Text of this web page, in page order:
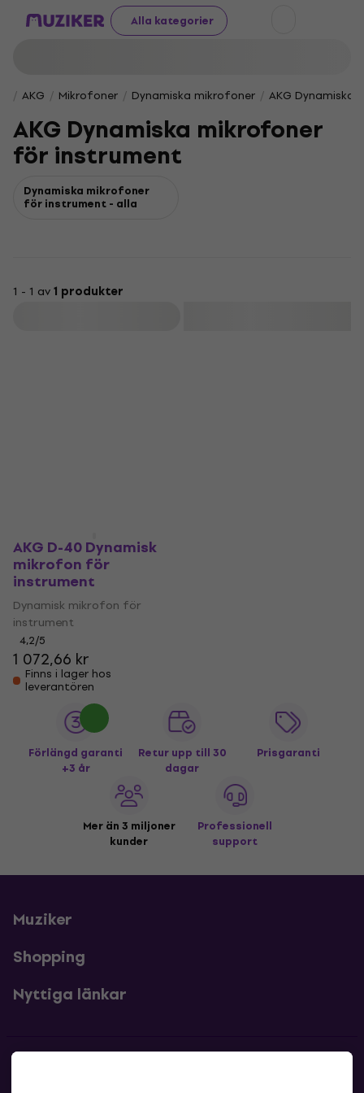
Alla kategorier
AKG Mikrofoner Dynamiska mikrofoner AKG
AKG Dynamiska mikrofoner
för instrument
Dynamiska mikrofoner
för instrument - alla
1 - 1 av1 produkter
AKG D-40 Dynamisk
mikrofon för
instrument
Dynamisk mikrofon för
instrument
4,2/5
1 072,66 kr
Finns i lager hos
leverantören
Förlängd garanti
+3 år
Retur upp till 30
dagar
Prisgaranti
Mer än 3 miljoner
kunder
Professionell
support
Muziker
Shopping
Nyttiga länkar